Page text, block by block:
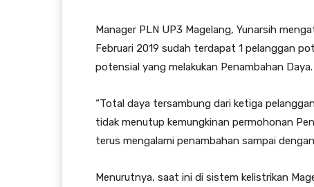
Manager PLN UP3 Magelang, Yunarsih
Februari 2019 sudah terdapat 1 pelanggan
potensial yang melakukan Penambahan Daya.
“Total daya tersambung dari ketiga
tidak menutup kemungkinan permohonan
terus mengalami penambahan sampai
Menurutnya, saat ini di sistem kelistrikan